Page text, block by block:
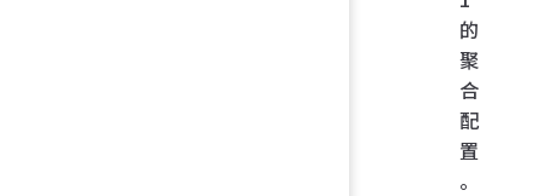
的
聚
合
配
置
。